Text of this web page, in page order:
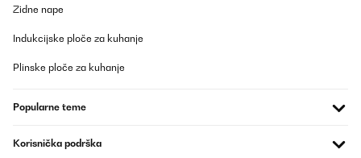
Zidne nape
Indukcijske ploče za kuhanje
Plinske ploče za kuhanje
Popularne teme
Korisnička podrška